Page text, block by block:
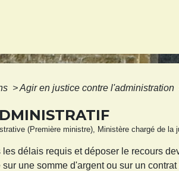
> Agir en justice contre l'administration
(Première ministre), Ministère chargé de la
délais requis et déposer le recours
une somme d'argent ou sur un